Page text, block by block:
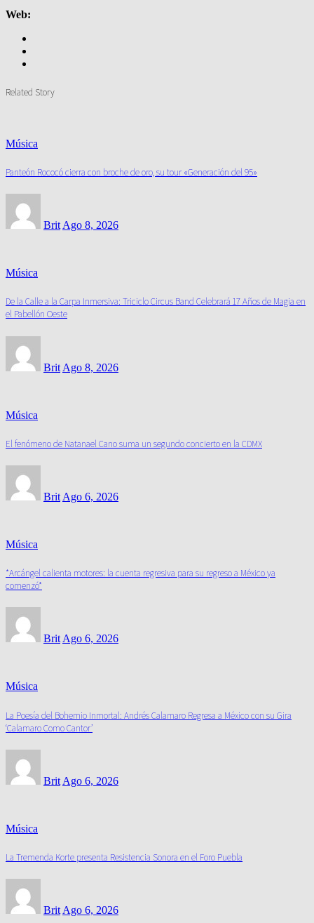
Web:
Related Story
Música
Panteón Rococó cierra con broche de oro, su tour «Generación del 95»
Brit Ago 8, 2026
Música
De la Calle a la Carpa Inmersiva: Triciclo Circus Band Celebrará 17 Años de Magia en
el Pabellón Oeste
Brit Ago 8, 2026
Música
El fenómeno de Natanael Cano suma un segundo concierto en la CDMX
Brit Ago 6, 2026
Música
*Arcángel calienta motores: la cuenta regresiva para su regreso a México ya
comenzó*
Brit Ago 6, 2026
Música
La Poesía del Bohemio Inmortal: Andrés Calamaro Regresa a México con su Gira
‘Calamaro Como Cantor’
Brit Ago 6, 2026
Música
La Tremenda Korte presenta Resistencia Sonora en el Foro Puebla
Brit Ago 6, 2026